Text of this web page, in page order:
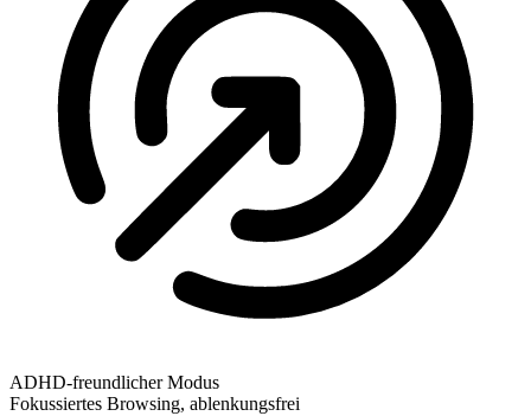
ADHD-freundlicher Modus
Fokussiertes Browsing, ablenkungsfrei